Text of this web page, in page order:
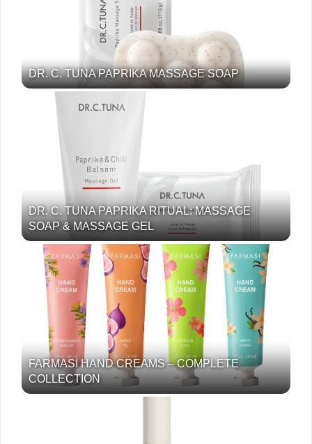
DR. C. TUNA PAPRIKA MASSAGE SOAP
DR. C. TUNA PAPRIKA RITUAL: MASSAGE
SOAP & MASSAGE GEL
FARMASI HAND CREAMS – COMPLETE
COLLECTION